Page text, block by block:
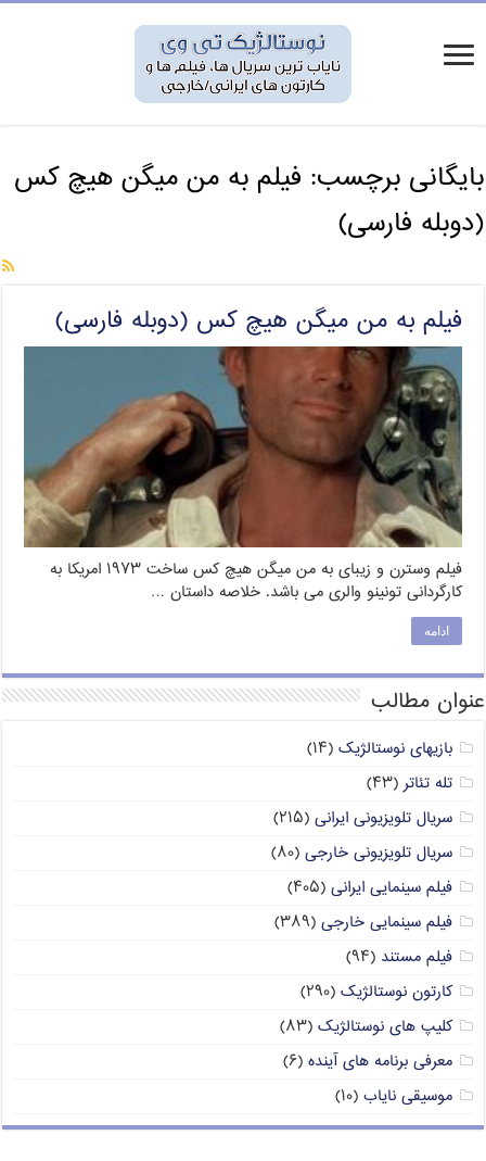
بایگانی برچسب: فیلم به من میگن هیچ کس
(دوبله فارسی)
فیلم به من میگن هیچ کس (دوبله فارسی)
فیلم وسترن و زیبای به من میگن هیچ کس ساخت ۱۹۷۳ امریکا به
کارگردانی تونینو والری می باشد. خلاصه داستان …
ادامه
عنوان مطالب
بازیهای نوستالژیک (۱۴)
تله تئاتر(۴۳)
سریال تلویزیونی ایرانی (۲۱۵)
سریال تلویزیونی خارجی (۸۰)
فیلم سینمایی ایرانی (۴۰۵)
فیلم سینمایی خارجی (۳۸۹)
فیلم مستند (۹۴)
کارتون نوستالژیک (۲۹۰)
کلیپ های نوستالژیک (۸۳)
معرفی برنامه های آینده (۶)
موسیقی نایاب (۱۰)